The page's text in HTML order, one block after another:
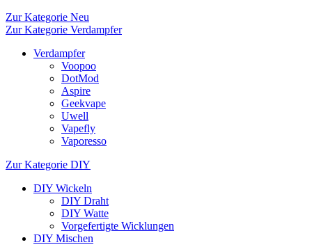
Zur Kategorie Neu
Zur Kategorie Verdampfer
Verdampfer
Voopoo
DotMod
Aspire
Geekvape
Uwell
Vapefly
Vaporesso
Zur Kategorie DIY
DIY Wickeln
DIY Draht
DIY Watte
Vorgefertigte Wicklungen
DIY Mischen